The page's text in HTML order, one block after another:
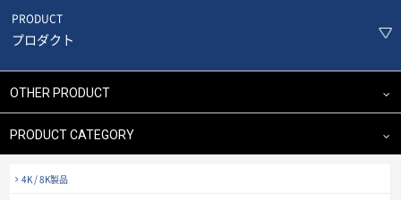
PRODUCT
プロダクト
OTHER PRODUCT
PRODUCT CATEGORY
4K / 8K製品